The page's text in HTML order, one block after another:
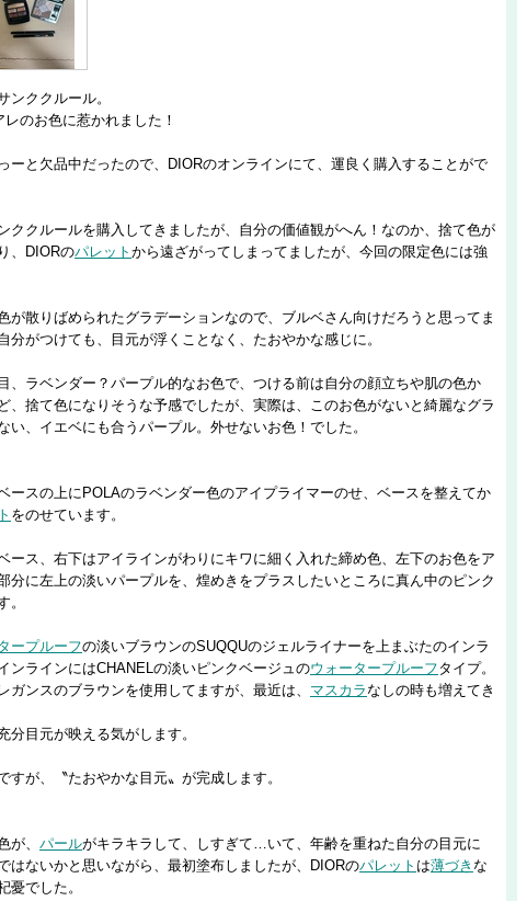
ンククルール。
のお色に惹かれました！
ーと欠品中だったので、DIORのオンラインにて、運良く購入することがで
ククルールを購入してきましたが、自分の価値観がへん！なのか、捨て色が
、DIORのパレット から遠ざがってしまってましたが、今回の限定色には強
が散りばめられたグラデーションなので、ブルベさん向けだろうと思ってま
分がつけても、目元が浮くことなく、たおやかな感じに。
、ラベンダー？パープル的なお色で、つける前は自分の顔立ちや肌の色か
、捨て色になりそうな予感でしたが、実際は、このお色がないと綺麗なグラ
い、イエベにも合うパープル。外せないお色！でした。
ースの上にPOLAのラベンダー色のアイプライマーのせ、ベースを整えてか
をのせています。
ース、右下はアイラインがわりにキワに細く入れた締め色、左下のお色をア
分に左上の淡いパープルを、煌めきをプラスしたいところに真ん中のピンク
。
ープルーフの淡いブラウンのSUQQUのジェルライナーを上まぶたのインラ
ンラインにはCHANELの淡いピンクベージュのウォータープルーフタイプ。
ガンスのブラウンを使用してますが、最近は、 マスカラなしの時も増えてき
分目元が映える気がします。
すが、〝たおやかな目元〟が完成します。
が、 パールがキラキラして、しすぎて…いて、年齢を重ねた自分の目元に
はないかと思いながら、最初塗布しましたが、DIORのパレット は薄づき な
憂でした。